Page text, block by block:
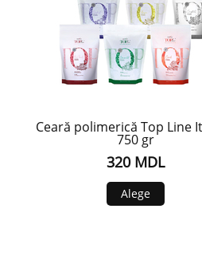
Ceară polimerică Top Line
750 gr
320 MDL
Alege